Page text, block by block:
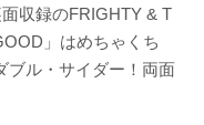
収録のFRIGHTY & T
」はめちゃくち
ブル・サイダー！両面